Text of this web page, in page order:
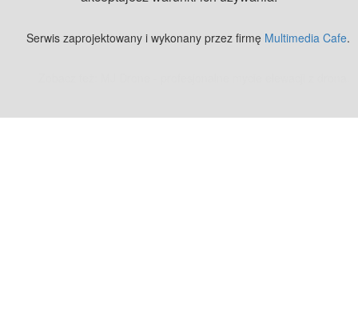
Serwis zaprojektowany i wykonany przez firmę Multimedia Cafe.